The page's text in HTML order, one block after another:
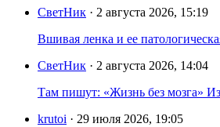
СветНик · 2 августа 2026, 15:19
Вшивая ленка и ее
СветНик · 2 августа 2026, 14:04
Там пишут: «Жизнь без мозга»
krutoi · 29 июля 2026, 19:05